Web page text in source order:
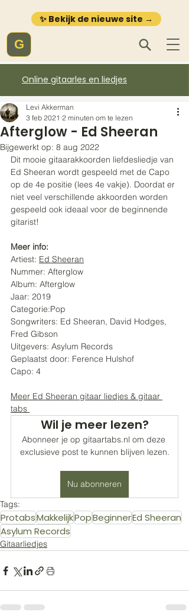
✨ Bekijk de nieuwe site →
G
Online gitaarles en liedjes
Afterglow - Ed Sheeran
Levi Akkerman
3 feb 2021 2 minuten om te lezen
Bijgewerkt op: 8 aug 2022
Dit mooie gitaarakkoorden liefdesliedje van
Ed Sheeran wordt gespeeld met de Capo
op de 4e positie (lees 4e vakje). Doordat er
niet veel verschillende akkoorden worden
gespeeld ook ideaal voor de beginnende
gitarist!
Meer info:
Artiest: Ed Sheeran
Nummer: Afterglow
Album: Afterglow
Jaar: 2019
Categorie:Pop
Songwriters: Ed Sheeran, David Hodges,
Fred Gibson
Uitgevers: Asylum Records
Geplaatst door: Ference Hulshof
Capo: 4
Meer Ed Sheeran gitaar liedjes & gitaar
tabs
Wil je meer lezen?
Abonneer je op gitaartabs.nl om deze
exclusieve post te kunnen blijven lezen.
Nu abonneren
Tags:
ProtabsMakkelijkPopBeginnerEd Sheeran
Asylum Records
Gitaarliedjes